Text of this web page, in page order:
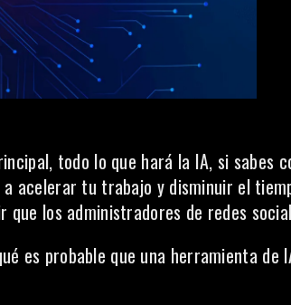
todo lo que hará la IA, si sabes
acelerar tu trabajo y disminuir el
que los administradores de redes
es probable que una herramienta de